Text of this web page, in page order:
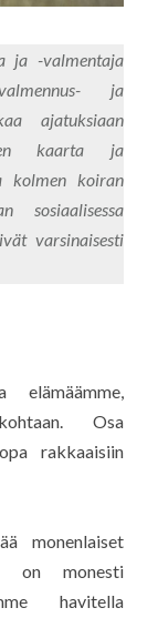
ja -valmentaja
ja
ajatuksiaan
kaarta ja
kolmen koiran
sosiaalisessa
varsinaisesti
Osa
rakkaaisiin
monenlaiset
on monesti
havitella